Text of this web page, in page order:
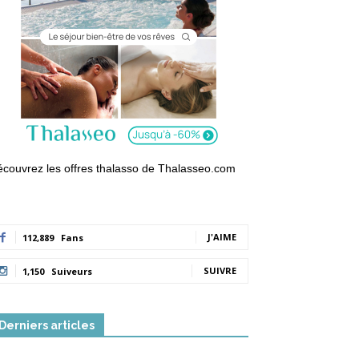
les offres thalasso de Thalasseo.com
112,889 Fans J'AIME
1,150 Suiveurs SUIVRE
articles